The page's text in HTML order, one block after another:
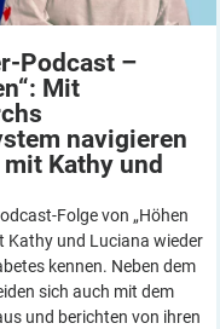
Podcast –
Mit
navigieren
Kathy und
Folge von „Höhen
Kathy und Luciana wieder
kennen. Neben dem
sich auch mit dem
und berichten von ihren